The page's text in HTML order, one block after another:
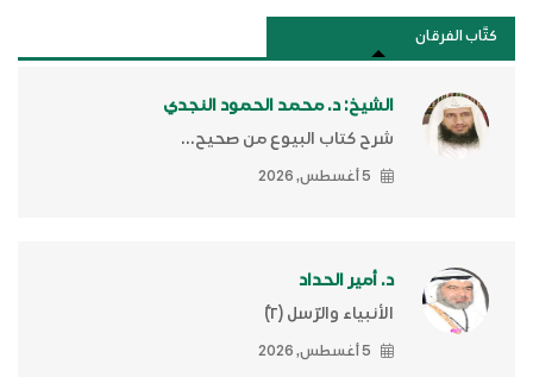
كتَّاب الفرقان
الشيخ: د. محمد الحمود النجدي
شرح كتاب البيوع من صحيح...
5 أغسطس, 2026
د. أمير الحداد
الأنبياء والرّسل (٢)ّ
5 أغسطس, 2026